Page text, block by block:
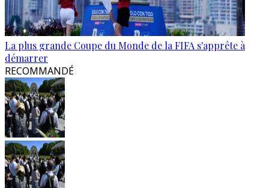
La plus grande Coupe du Monde de la FIFA s'apprête à
démarrer
RECOMMANDÉ